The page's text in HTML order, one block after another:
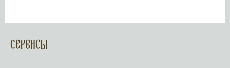
Сервисы